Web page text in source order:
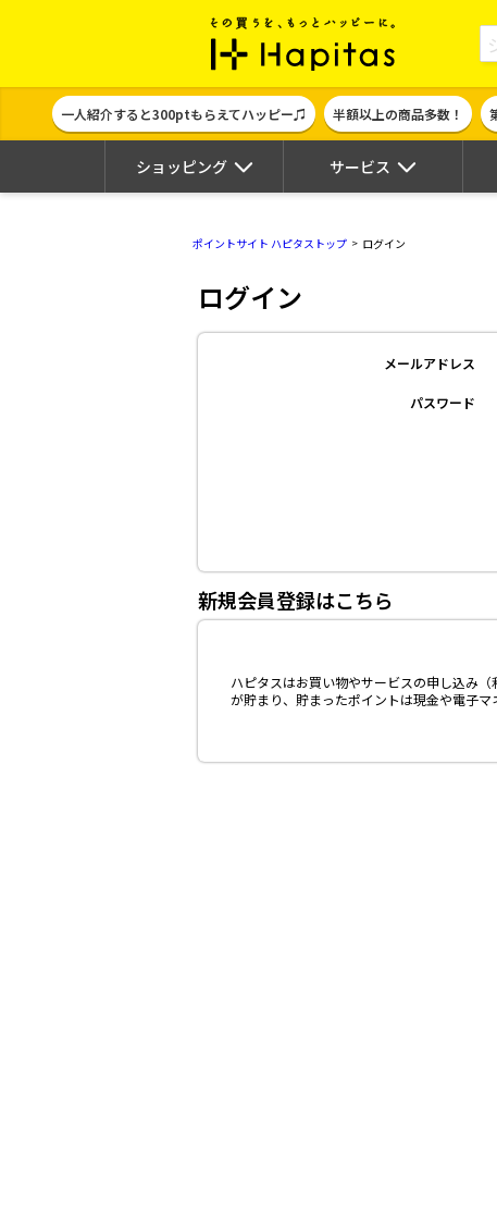
ポイント貯め
一人紹介すると300ptもらえてハッピー♫ 半額以上の商品多数！
ショッピング サービス
ポイントサイト ハピタストップ ログイン
ログイン
メールアドレス
パスワード
新規会員登録はこちら
ハピタスはお買い物やサービスの申し込み
が貯まり、貯まったポイントは現金や電子マ